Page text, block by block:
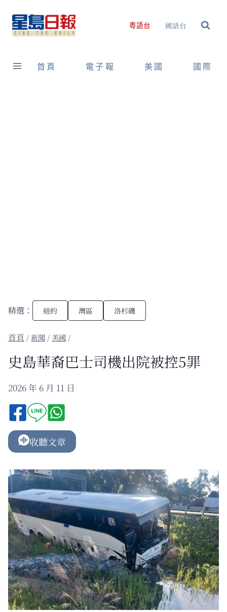
content
粵語台 國語台
首頁 電子報 美國 國際
精選： 紐約 灣區 洛杉磯
/新聞 / 美國 /
史島華裔巴士司機出院被控5罪
2026 年 6 月 11 日
收聽文章